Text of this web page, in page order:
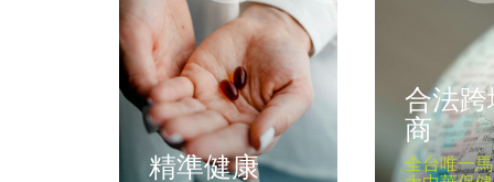
精準健康
合法
商
全台唯一